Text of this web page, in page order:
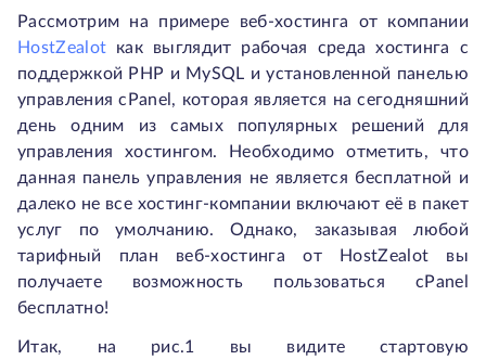
Рассмотрим на примере веб-хостинга от компании
HostZealot как выглядит рабочая среда хостинга с
поддержкой PHP и MySQL и установленной панелью
управления cPanel, которая является на сегодняшний
день одним из самых популярных решений для
управления хостингом. Необходимо отметить, что
данная панель управления не является бесплатной и
далеко не все хостинг-компании включают её в пакет
услуг по умолчанию. Однако, заказывая любой
тарифный план веб-хостинга от HostZealot вы
получаете возможность пользоваться cPanel
бесплатно!
Итак, на рис.1 вы видите стартовую